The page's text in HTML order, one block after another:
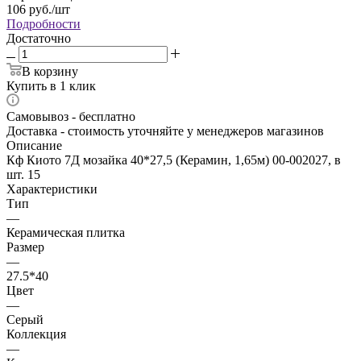
106 руб./шт
Подробности
Достаточно
В корзину
Купить в 1 клик
Самовывоз - бесплатно
Доставка - стоимость уточняйте у менеджеров магазинов
Описание
Кф Киото 7Д мозайка 40*27,5 (Керамин, 1,65м) 00-002027, в
шт. 15
Характеристики
Тип
—
Керамическая плитка
Размер
—
27.5*40
Цвет
—
Серый
Коллекция
—